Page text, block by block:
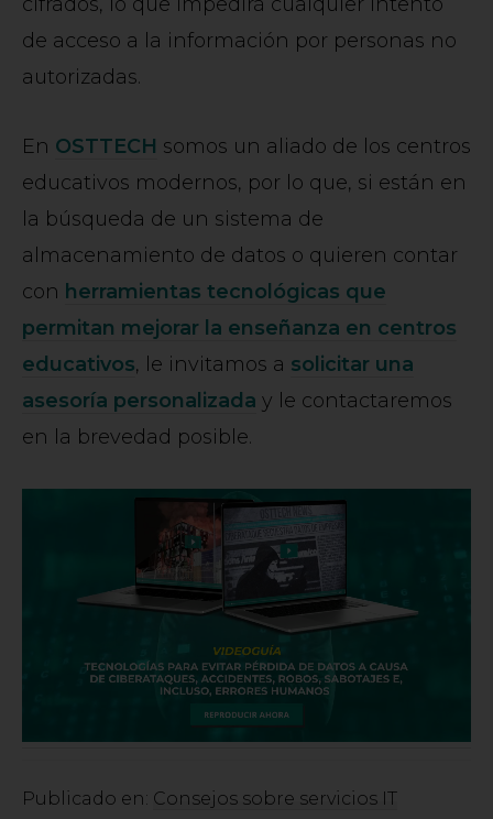
de acceso a la información por personas no
autorizadas.
En OSTTECH somos un aliado de los centros
educativos modernos, por lo que, si están en
la búsqueda de un sistema de
almacenamiento de datos o quieren contar
con herramientas tecnológicas que
permitan mejorar la enseñanza en centros
educativos, le invitamos a solicitar una
asesoría personalizada y le contactaremos
en la brevedad posible.
Publicado en: Consejos sobre servicios IT